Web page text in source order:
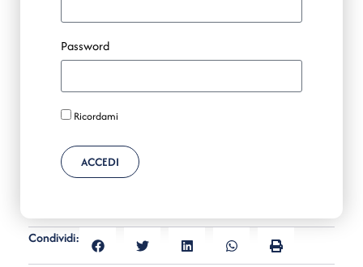
Password
Ricordami
ACCEDI
Condividi: